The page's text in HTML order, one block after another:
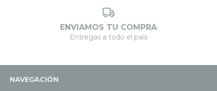
ENVIAMOS TU COMPRA
Entregas a todo el país
NAVEGACIÓN